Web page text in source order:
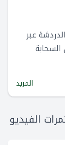
عبر
المزيد
الفيديو